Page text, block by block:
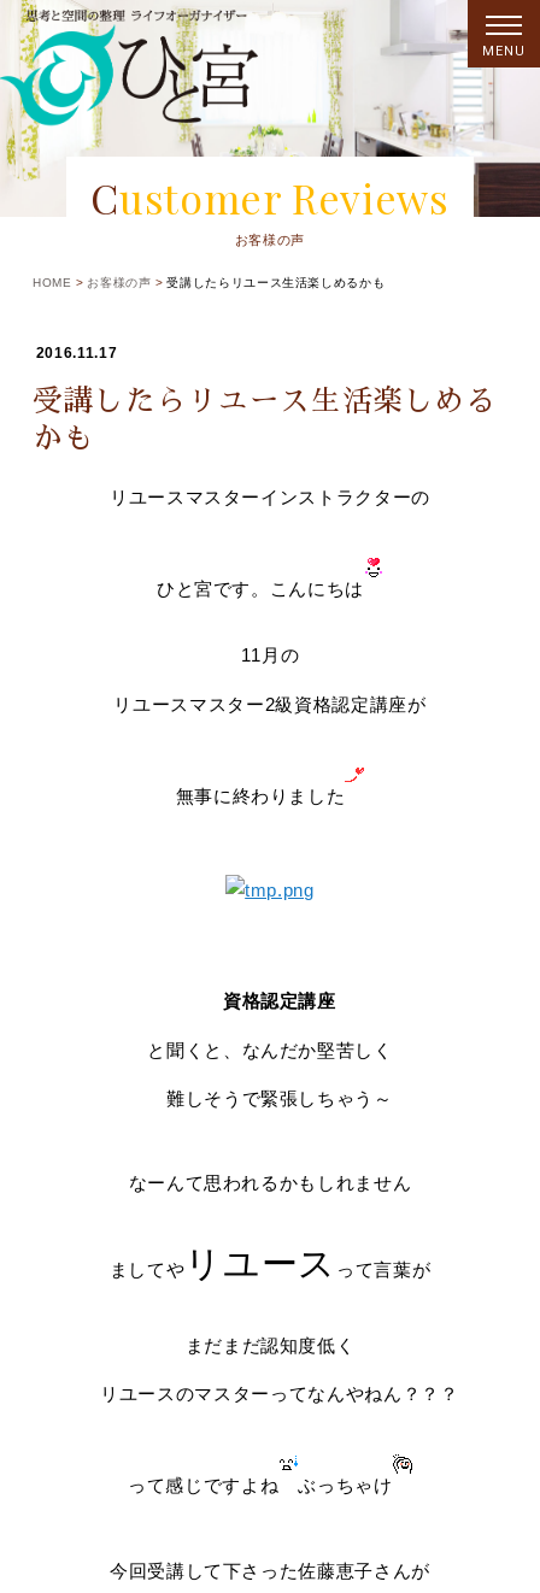
Customer Reviews
お客様の声
HOME お客様の声 受講したらリユース生活楽しめるかも
2016.11.17
受講したらリユース生活楽しめる
かも
リユースマスターインストラクターの
ひと宮です。こんにちは
11月の
リユースマスター2級資格認定講座が
無事に終わりました
資格認定講座
と聞くと、なんだか堅苦しく
難しそうで緊張しちゃう～
なーんて思われるかもしれません
ましてや リユース って言葉が
まだまだ認知度低く
リユースのマスターってなんやねん？？？
って感じですよね ぶっちゃけ
今回受講して下さった佐藤恵子さんが
MENU